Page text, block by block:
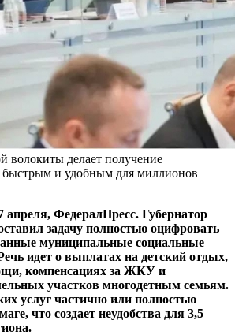
волокиты делает получение
и удобным для миллионов
ФедералПресс. Губернатор
задачу полностью оцифровать
муниципальные социальные
идет о выплатах на детский отдых,
компенсациях за ЖКУ и
участков многодетным семьям.
услуг частично или полностью
что создает неудобства для 3,5